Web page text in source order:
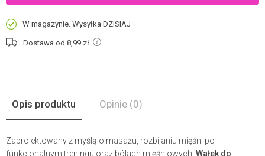
W magazynie. Wysyłka DZISIAJ
Dostawa od 8,99 zł
Opis produktu Opinie (0)
Zaprojektowany z myślą o masażu, rozbijaniu mięśni po
funkcjonalnym treningu oraz bólach mięśniowych. Wałek do